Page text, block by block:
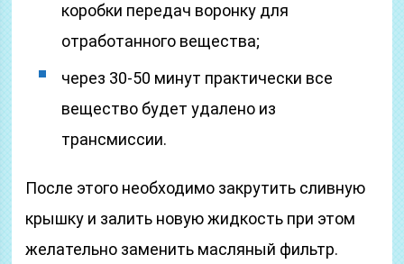
коробки передач воронку для
отработанного вещества;
через 30-50 минут практически все
вещество будет удалено из
трансмиссии.
После этого необходимо закрутить сливную
крышку и залить новую жидкость при этом
желательно заменить масляный фильтр.